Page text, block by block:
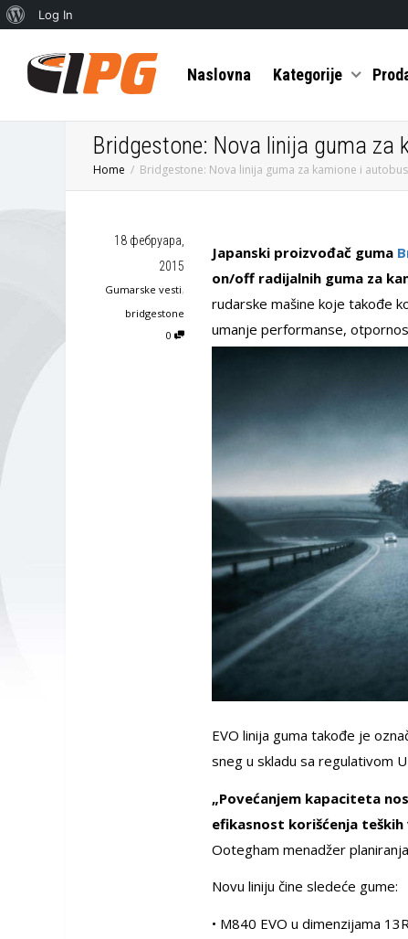
Log In
Naslovna Kategorije
Bridgestone: Nova linija guma za
Home Bridgestone: Nova linija guma za kamione i
18 фебруара,
2015
Gumarske vesti,
bridgestone
0
Japanski proizvođač guma
on/off radijalnih guma za
rudarske mašine koje takođe
umanje performanse,
EVO linija guma takođe je
sneg u skladu sa regulativom
„Povećanjem kapaciteta
efikasnost korišćenja teških
Ootegham menadžer
Novu liniju čine sledeće gume:
• M840 EVO u dimenzijama